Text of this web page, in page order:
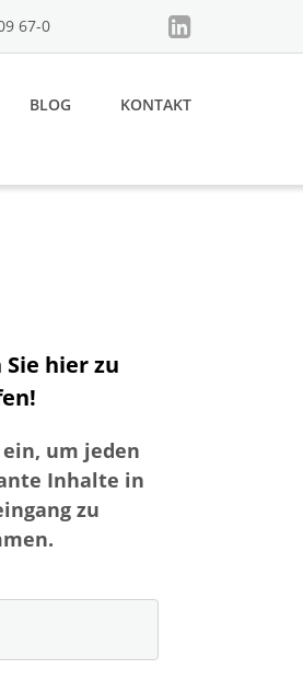
67-0
BLOG KONTAKT
hier zu
ein, um jeden
Inhalte in
zu